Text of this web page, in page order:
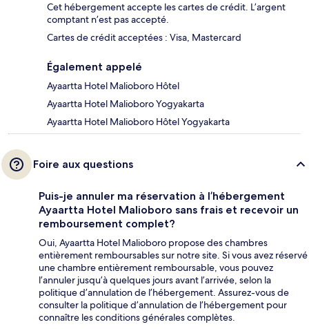
Cet hébergement accepte les cartes de crédit. L’argent
comptant n’est pas accepté.
Cartes de crédit acceptées : Visa, Mastercard
Également appelé
Ayaartta Hotel Malioboro Hôtel
Ayaartta Hotel Malioboro Yogyakarta
Ayaartta Hotel Malioboro Hôtel Yogyakarta
Foire aux questions
Puis-je annuler ma réservation à l’hébergement
Ayaartta Hotel Malioboro sans frais et recevoir un
remboursement complet?
Oui, Ayaartta Hotel Malioboro propose des chambres
entièrement remboursables sur notre site. Si vous avez réservé
une chambre entièrement remboursable, vous pouvez
l’annuler jusqu’à quelques jours avant l’arrivée, selon la
politique d’annulation de l’hébergement. Assurez-vous de
consulter la politique d’annulation de l’hébergement pour
connaître les conditions générales complètes.